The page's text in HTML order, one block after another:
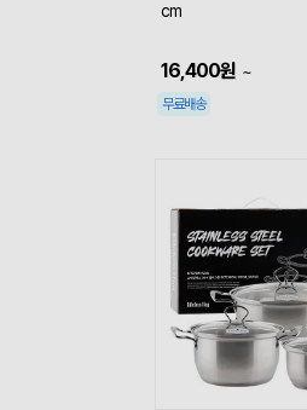
cm
16,400원 ~
무료배송